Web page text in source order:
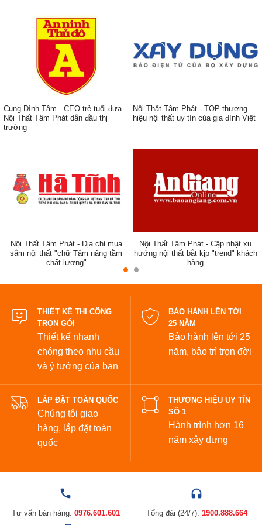
Cung Đình Tâm - CEO trẻ tuổi đưa
Nội Thất Tâm Phát dẫn đầu thị
trường
Nội Thất Tâm Phát - TOP thương
hiệu nội thất uy tín của gia đình Việt
Nội Thất Tâm Phát - Địa chỉ mua
sắm nội thất "chữ Tâm nâng tầm
chất lượng"
Nội Thất Tâm Phát - Cập nhật xu
hướng nội thất bắt kịp "trend" khách
hàng
THIẾT KẾ THI CÔNG
TRỌN GÓI
Thiết kế nhanh
chóng theo nhu cầu
và ý tưởng của bạn
BẢO HÀNH LÊN TỚI
25 NĂM
Bảo hành lên tới 25
năm, bảo trì trọn đời
LẮP ĐẶT TOÀN QUỐC
Chúng tôi giao
hàng, lắp đặt toàn
quốc
THƯƠNG HIỆU UY TÍN
SỐ 1
Hành trình hơn 16
năm xây dựng
Tư vấn bán hàng: 0976.601.601 Tổng đài (24/7): 1900.888.664